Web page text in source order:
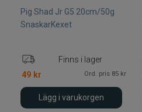
Pig Shad Jr G5 20cm/50g
SnaskarKexet
Finns i lager
49 kr Ord. pris 85 kr
Lägg i varukorgen